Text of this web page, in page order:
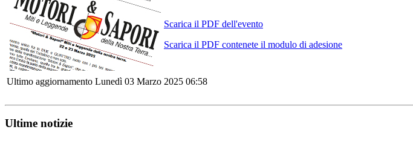
Scarica il PDF dell'evento
Scarica il PDF contenete il modulo di adesione
Ultimo aggiornamento Lunedì 03 Marzo 2025 06:58
Ultime notizie